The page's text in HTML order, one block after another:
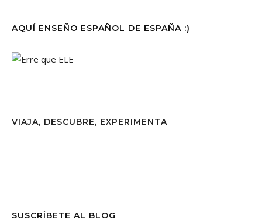
AQUÍ ENSEÑO ESPAÑOL DE ESPAÑA :)
VIAJA, DESCUBRE, EXPERIMENTA
SUSCRÍBETE AL BLOG